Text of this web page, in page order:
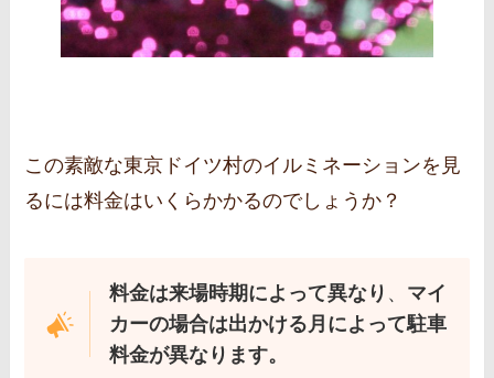
この素敵な東京ドイツ村のイルミネーションを見
るには料金はいくらかかるのでしょうか？
料金は来場時期によって異なり 、 マイ
カーの場合は出かける月によって駐車
料金が異なります。